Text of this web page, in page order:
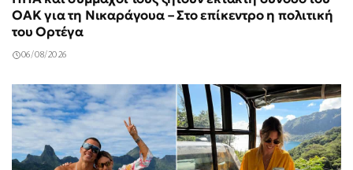
ΟΑΚ για τη Νικαράγουα – Στο επίκεντρο η πολιτική
του Ορτέγα
06/08/2026